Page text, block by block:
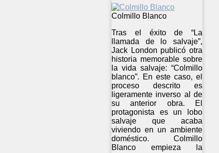
Colmillo Blanco
Tras el éxito de “La
llamada de lo salvaje”,
Jack London publicó otra
historia memorable sobre
la vida salvaje: “Colmillo
blanco”. En este caso, el
proceso descrito es
ligeramente inverso al de
su anterior obra. El
protagonista es un lobo
salvaje que acaba
viviendo en un ambiente
doméstico. Colmillo
Blanco empieza la